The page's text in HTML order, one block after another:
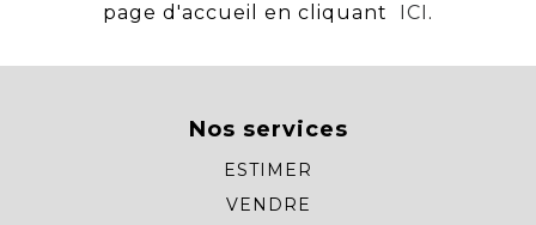
page d'accueil en cliquant
ICI .
Nos services
ESTIMER
VENDRE